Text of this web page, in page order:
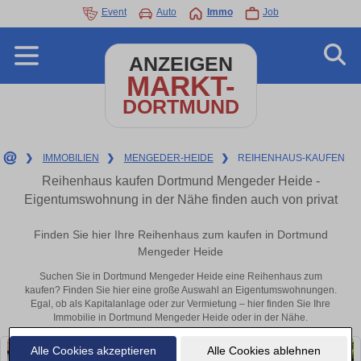
Alle Cookies akzeptieren Alle Cookies ablehnen
Event Auto Immo Job
ANZEIGEN
MARKT-
DORTMUND
❯ IMMOBILIEN ❯ MENGEDER-HEIDE ❯ REIHENHAUS-KAUFEN
Reihenhaus kaufen Dortmund Mengeder Heide -
Eigentumswohnung in der Nähe finden auch von privat
Finden Sie hier Ihre Reihenhaus zum kaufen in Dortmund
Mengeder Heide
Suchen Sie in Dortmund Mengeder Heide eine Reihenhaus zum
kaufen? Finden Sie hier eine große Auswahl an Eigentumswohnungen.
Egal, ob als Kapitalanlage oder zur Vermietung – hier finden Sie Ihre
Immobilie in Dortmund Mengeder Heide oder in der Nähe.